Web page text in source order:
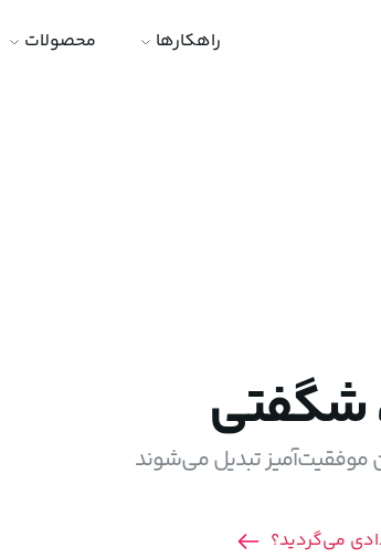
راهکارها محصولات
شگفتی
موفقیت‌آمیز تبدیل می‌شوند
می‌گردید؟